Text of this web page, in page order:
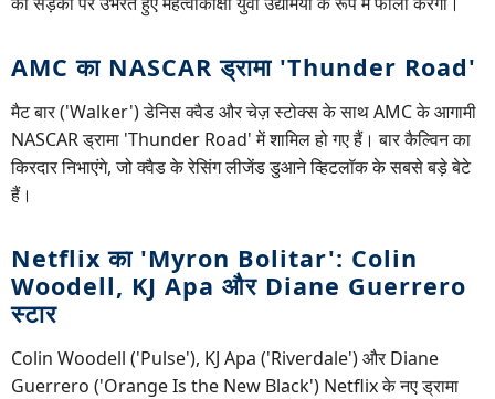
AMC का NASCAR ड्रामा 'Thunder Road'
मैट बार ('Walker') डेनिस क्वैड और चेज़ स्टोक्स के साथ AMC के आगामी
NASCAR ड्रामा 'Thunder Road' में शामिल हो गए हैं। बार कैल्विन का
किरदार निभाएंगे, जो क्वैड के रेसिंग लीजेंड डुआने व्हिटलॉक के सबसे बड़े बेटे
हैं।
Netflix का 'Myron Bolitar': Colin
Woodell, KJ Apa और Diane Guerrero
स्टार
Colin Woodell ('Pulse'), KJ Apa ('Riverdale') और Diane
Guerrero ('Orange Is the New Black') Netflix के नए ड्रामा